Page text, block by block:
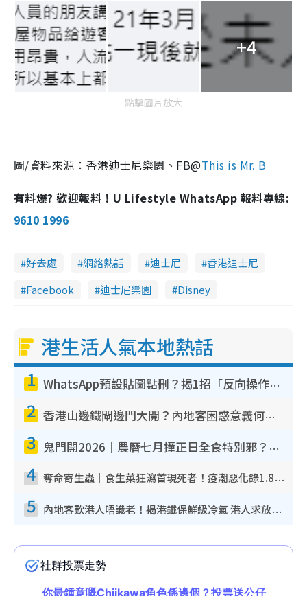
+4
點擊圖片放大
圖/資料來源：香港迪士尼樂園、 FB@This is Mr. B
有料爆? 歡迎報料！U Lifestyle WhatsApp 報料專線:
9610 1996
好去處 網絡熱話 迪士尼
香港迪士尼
Facebook
迪士尼樂園 Disney
港生活人氣本地熱話
1 WhatsApp預設貼圖點刪？揭1招「反向操作」還原簡潔介面 附3步實測教學
2 香港山邊鐵閘邊門大開？內地客困惑意義何在！網民神回覆：呢種叫法理性防禦
3 鬼門開2026｜農曆七月撞正日全食特別邪？專家警告切忌做一事！揭4大禁忌+2招保平安
4 奪命寄生蟲｜食生菜狂瀉首現死者！疫潮惡化錄1.8萬宗病例 揭洗菜3大謬誤
5 內地客歎港人唔識老！揭港鐵保鮮級冷氣 港人求放過：咪投訴